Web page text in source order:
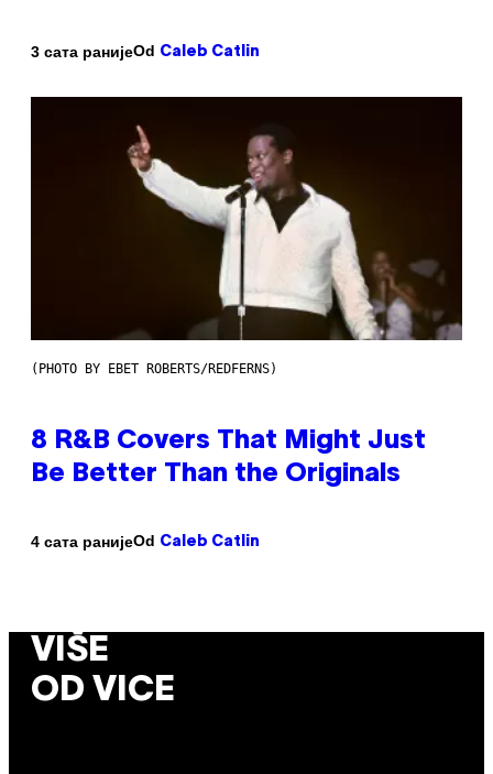
3 сата ранијеOd Caleb Catlin
(PHOTO BY EBET ROBERTS/REDFERNS)
8 R&B Covers That Might Just
Be Better Than the Originals
4 сата ранијеOd Caleb Catlin
VIŠE
OD VICE